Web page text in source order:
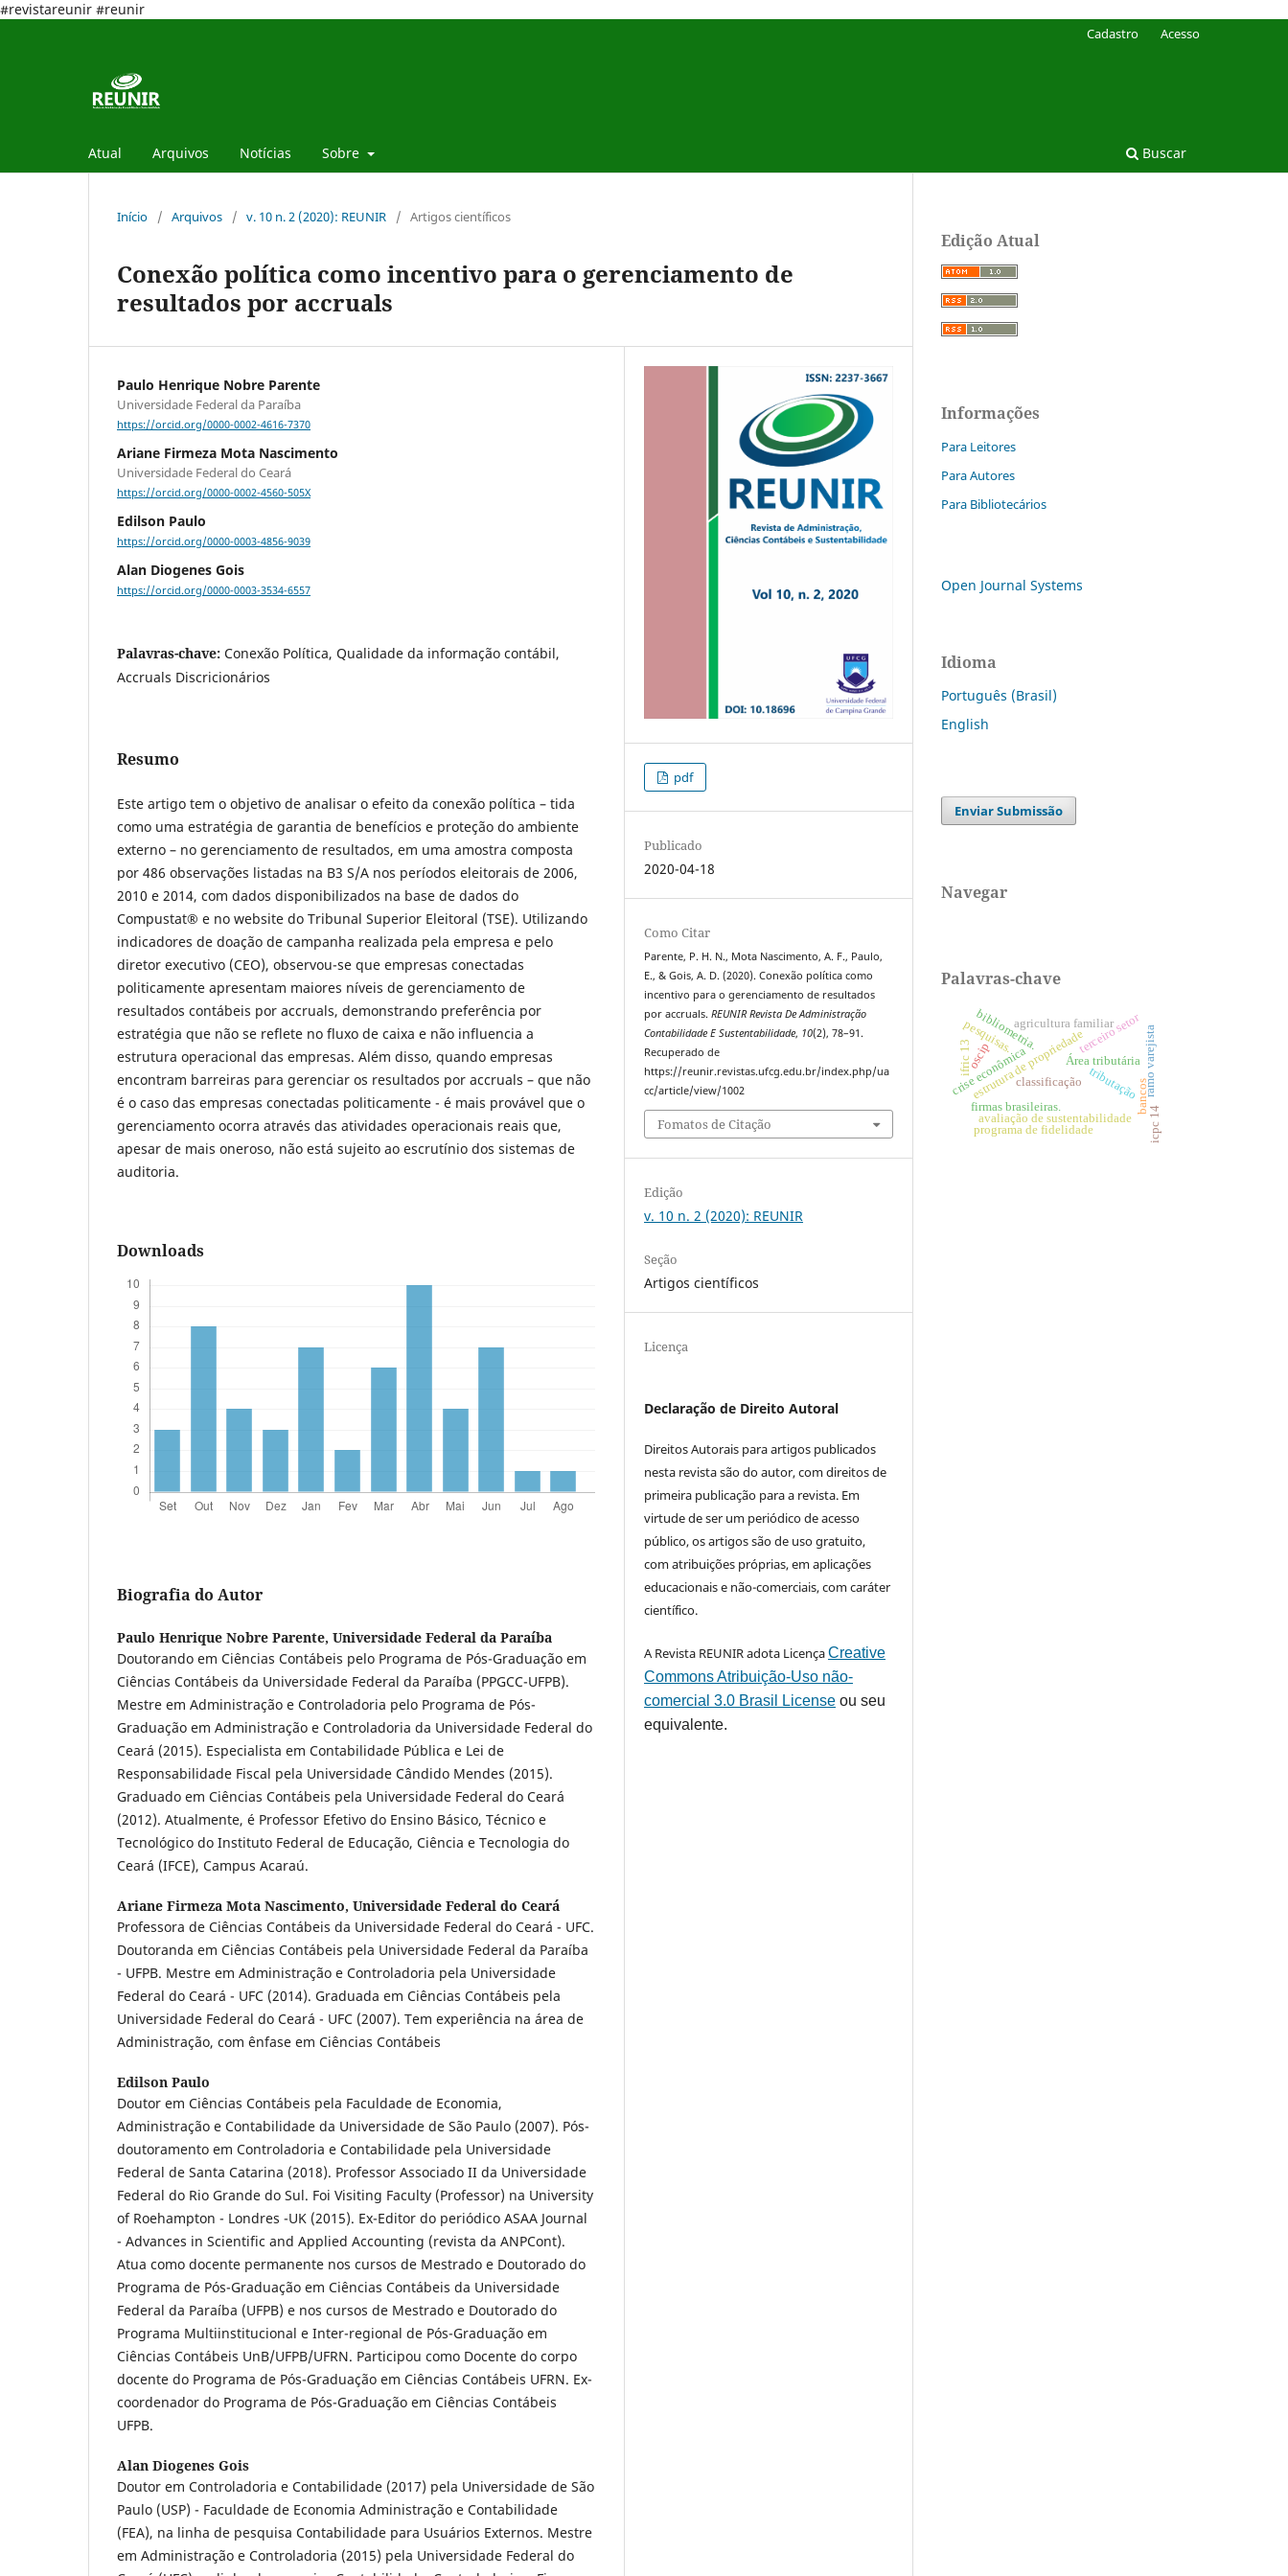
#revistareunir #reunir
Atual Arquivos Notícias Sobre Buscar
Cadastro Acesso
Início / Arquivos / v. 10 n. 2 (2020): REUNIR / Artigos científicos
Conexão política como incentivo para o gerenciamento de
resultados por accruals
Paulo Henrique Nobre Parente
Universidade Federal da Paraíba
https://orcid.org/0000-0002-4616-7370
Ariane Firmeza Mota Nascimento
Universidade Federal do Ceará
https://orcid.org/0000-0002-4560-505X
Edilson Paulo
https://orcid.org/0000-0003-4856-9039
Alan Diogenes Gois
https://orcid.org/0000-0003-3534-6557
Palavras-chave: Conexão Política, Qualidade da informação contábil,
Accruals Discricionários
Resumo
Este artigo tem o objetivo de analisar o efeito da conexão política – tida
como uma estratégia de garantia de benefícios e proteção do ambiente
externo – no gerenciamento de resultados, em uma amostra composta
por 486 observações listadas na B3 S/A nos períodos eleitorais de 2006,
2010 e 2014, com dados disponibilizados na base de dados do
Compustat® e no website do Tribunal Superior Eleitoral (TSE). Utilizando
indicadores de doação de campanha realizada pela empresa e pelo
diretor executivo (CEO), observou-se que empresas conectadas
politicamente apresentam maiores níveis de gerenciamento de
resultados contábeis por accruals, demonstrando preferência por
estratégia que não se reflete no fluxo de caixa e não influencia a
estrutura operacional das empresas. Além disso, quando empresas
encontram barreiras para gerenciar os resultados por accruals – que não
é o caso das empresas conectadas politicamente - é mais provável que o
gerenciamento ocorra através das atividades operacionais reais que,
apesar de mais oneroso, não está sujeito ao escrutínio dos sistemas de
auditoria.
Downloads
Biografia do Autor
Paulo Henrique Nobre Parente, Universidade Federal da Paraíba
Doutorando em Ciências Contábeis pelo Programa de Pós-Graduação em
Ciências Contábeis da Universidade Federal da Paraíba (PPGCC-UFPB).
Mestre em Administração e Controladoria pelo Programa de Pós-
Graduação em Administração e Controladoria da Universidade Federal do
Ceará (2015). Especialista em Contabilidade Pública e Lei de
Responsabilidade Fiscal pela Universidade Cândido Mendes (2015).
Graduado em Ciências Contábeis pela Universidade Federal do Ceará
(2012). Atualmente, é Professor Efetivo do Ensino Básico, Técnico e
Tecnológico do Instituto Federal de Educação, Ciência e Tecnologia do
Ceará (IFCE), Campus Acaraú.
Ariane Firmeza Mota Nascimento, Universidade Federal do Ceará
Professora de Ciências Contábeis da Universidade Federal do Ceará - UFC.
Doutoranda em Ciências Contábeis pela Universidade Federal da Paraíba
- UFPB. Mestre em Administração e Controladoria pela Universidade
Federal do Ceará - UFC (2014). Graduada em Ciências Contábeis pela
Universidade Federal do Ceará - UFC (2007). Tem experiência na área de
Administração, com ênfase em Ciências Contábeis
Edilson Paulo
Doutor em Ciências Contábeis pela Faculdade de Economia,
Administração e Contabilidade da Universidade de São Paulo (2007). Pós-
doutoramento em Controladoria e Contabilidade pela Universidade
Federal de Santa Catarina (2018). Professor Associado II da Universidade
Federal do Rio Grande do Sul. Foi Visiting Faculty (Professor) na University
of Roehampton - Londres -UK (2015). Ex-Editor do periódico ASAA Journal
- Advances in Scientific and Applied Accounting (revista da ANPCont).
Atua como docente permanente nos cursos de Mestrado e Doutorado do
Programa de Pós-Graduação em Ciências Contábeis da Universidade
Federal da Paraíba (UFPB) e nos cursos de Mestrado e Doutorado do
Programa Multiinstitucional e Inter-regional de Pós-Graduação em
Ciências Contábeis UnB/UFPB/UFRN. Participou como Docente do corpo
docente do Programa de Pós-Graduação em Ciências Contábeis UFRN. Ex-
coordenador do Programa de Pós-Graduação em Ciências Contábeis
UFPB.
Alan Diogenes Gois
Doutor em Controladoria e Contabilidade (2017) pela Universidade de São
Paulo (USP) - Faculdade de Economia Administração e Contabilidade
(FEA), na linha de pesquisa Contabilidade para Usuários Externos. Mestre
em Administração e Controladoria (2015) pela Universidade Federal do
pdf
Publicado
2020-04-18
Como Citar
Parente, P. H. N., Mota Nascimento, A. F., Paulo,
E., & Gois, A. D. (2020). Conexão política como
incentivo para o gerenciamento de resultados
por accruals.REUNIR Revista De Administração
Contabilidade E Sustentabilidade, 10(2), 78–91.
Recuperado de
https://reunir.revistas.ufcg.edu.br/index.php/ua
cc/article/view/1002
Fomatos de Citação
Edição
v. 10 n. 2 (2020): REUNIR
Seção
Artigos científicos
Licença
Declaração de Direito Autoral
Direitos Autorais para artigos publicados
nesta revista são do autor, com direitos de
primeira publicação para a revista. Em
virtude de ser um periódico de acesso
público, os artigos são de uso gratuito,
com atribuições próprias, em aplicações
educacionais e não-comerciais, com caráter
científico.
A Revista REUNIR adota LicençaCreative
Commons Atribuição-Uso não-
comercial 3.0 Brasil License ou seu
equivalente.
Edição Atual
Informações
Para Leitores
Para Autores
Para Bibliotecários
Open Journal Systems
Idioma
Português (Brasil)
English
Enviar Submissão
Navegar
Palavras-chave
classificação
Área tributária
tributação
estrutura de propriedade
firmas brasileiras.
avaliação de sustentabilidade
agricultura familiar
bibliometria.
bancos
crise econômica
pesquisas. terceiro setor
oscip ramo varejista
ifric 13
programa de fidelidade icpc 14